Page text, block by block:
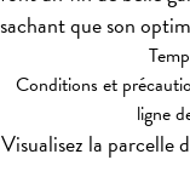
sachant que son
Conditions et
ligne
Visualisez la parcelle